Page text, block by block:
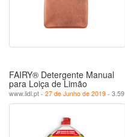
FAIRY® Detergente Manual
para Loiça de Limão
www.lidl.pt - 27 de Junho de 2019 - 3.59